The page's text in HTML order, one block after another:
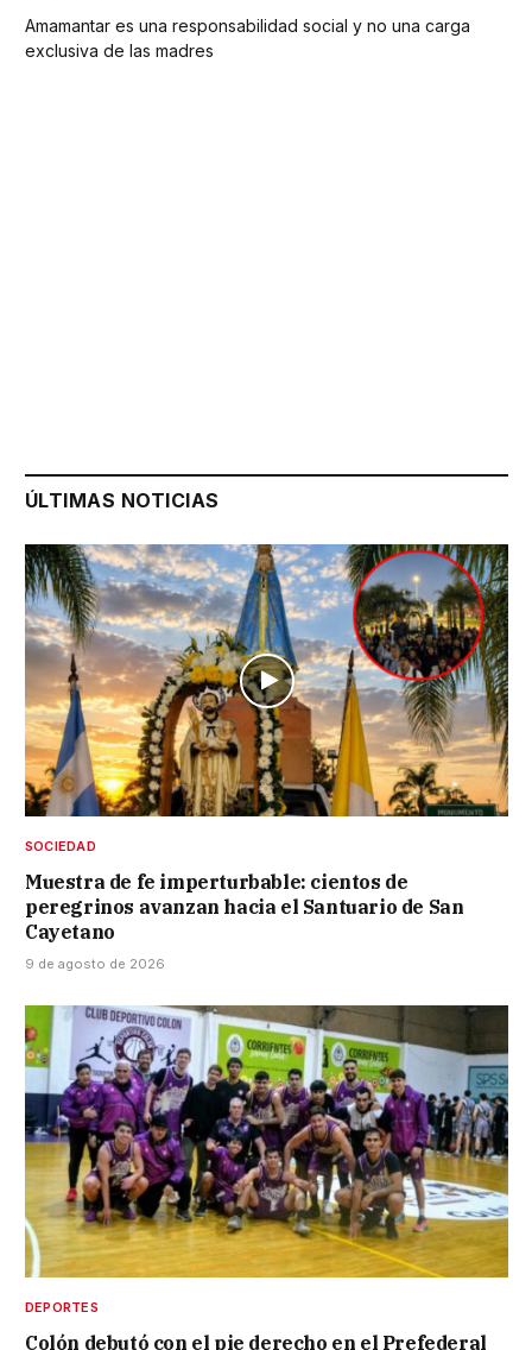
Amamantar es una responsabilidad social y no una carga
exclusiva de las madres
ÚLTIMAS NOTICIAS
SOCIEDAD
Muestra de fe imperturbable: cientos de
peregrinos avanzan hacia el Santuario de San
Cayetano
9 de agosto de 2026
DEPORTES
Colón debutó con el pie derecho en el Prefederal